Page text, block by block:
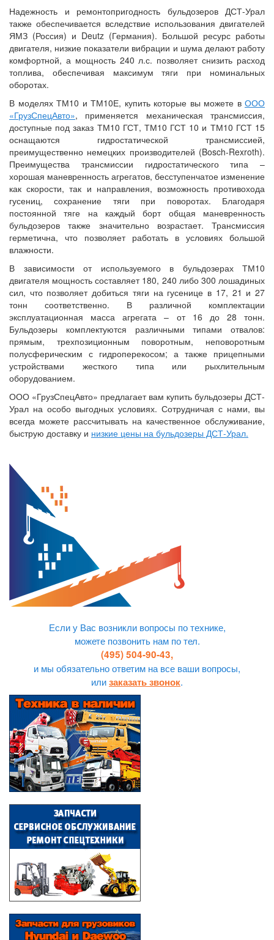
Надежность и ремонтопригодность бульдозеров ДСТ-Урал
также обеспечивается вследствие использования двигателей
ЯМЗ (Россия) и Deutz (Германия). Большой ресурс работы
двигателя, низкие показатели вибрации и шума делают работу
комфортной, а мощность 240 л.с. позволяет снизить расход
топлива, обеспечивая максимум тяги при номинальных
оборотах.
В моделях ТМ10 и ТМ10Е, купить которые вы можете в ООО
«ГрузСпецАвто», применяется механическая трансмиссия,
доступные под заказ ТМ10 ГСТ, ТМ10 ГСТ 10 и ТМ10 ГСТ 15
оснащаются гидростатической трансмиссией,
преимущественно немецких производителей (Bosch-Rexroth).
Преимущества трансмиссии гидростатического типа –
хорошая маневренность агрегатов, бесступенчатое изменение
как скорости, так и направления, возможность противохода
гусениц, сохранение тяги при поворотах. Благодаря
постоянной тяге на каждый борт общая маневренность
бульдозеров также значительно возрастает. Трансмиссия
герметична, что позволяет работать в условиях большой
влажности.
В зависимости от используемого в бульдозерах ТМ10
двигателя мощность составляет 180, 240 либо 300 лошадиных
сил, что позволяет добиться тяги на гусенице в 17, 21 и 27
тонн соответственно. В различной комплектации
эксплуатационная масса агрегата – от 16 до 28 тонн.
Бульдозеры комплектуются различными типами отвалов:
прямым, трехпозиционным поворотным, неповоротным
полусферическим с гидроперекосом; а также прицепными
устройствами жесткого типа или рыхлительным
оборудованием.
ООО «ГрузСпецАвто» предлагает вам купить бульдозеры ДСТ-
Урал на особо выгодных условиях. Сотрудничая с нами, вы
всегда можете рассчитывать на качественное обслуживание,
быструю доставку и низкие цены на бульдозеры ДСТ-Урал.
Если у Вас возникли вопросы по технике,
можете позвонить нам по тел.
(495) 504-90-43,
и мы обязательно ответим на все ваши вопросы,
илизаказать звонок.